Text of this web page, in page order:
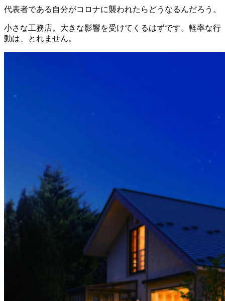
代表者である自分がコロナに襲われたらどうなるんだろう。
小さな工務店。大きな影響を受けてくるはずです。軽率な行
動は、とれません。